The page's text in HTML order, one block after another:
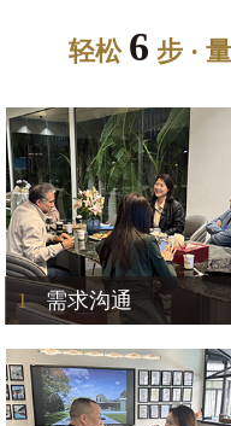
轻松 6 步 ·
1需求沟通